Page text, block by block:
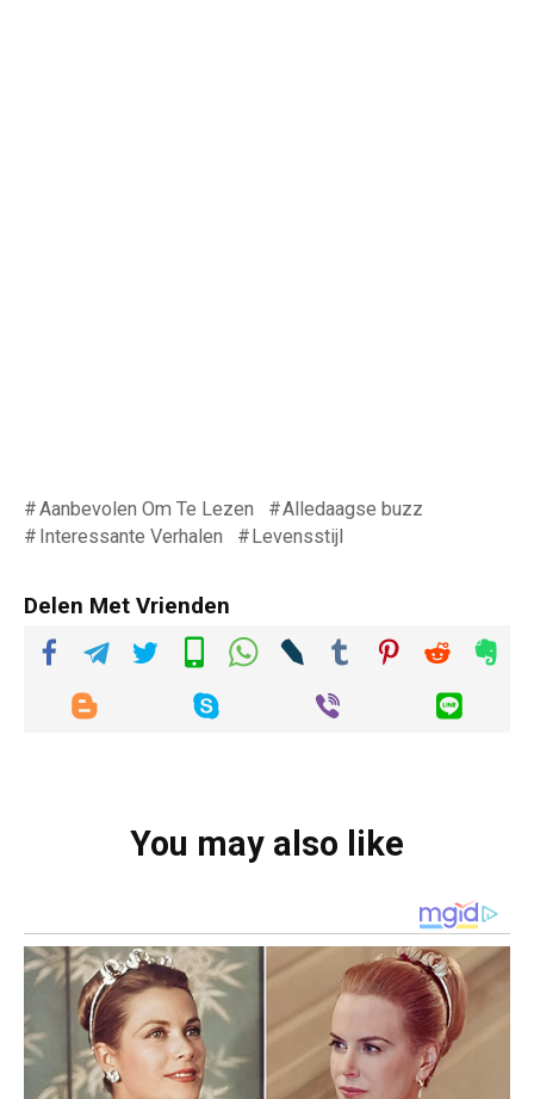
Aanbevolen Om Te Lezen
Alledaagse buzz
Interessante Verhalen
Levensstijl
Delen Met Vrienden
You may also like